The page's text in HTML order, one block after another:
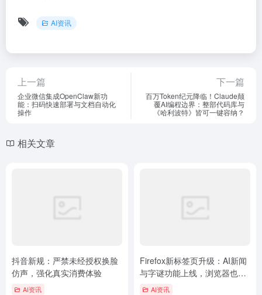
AI资讯
上一篇
企业微信集成OpenClaw新功
能：扫码快速部署与文档自动化
操作
下一篇
百万Token纪元降临！Claude颠
覆AI编程边界：整部代码库与
《哈利波特》皆可一键容纳？
相关文章
抖音新规：严禁未经授权换脸
仿声，强化真实消费体验
AI资讯
Firefox新标签页升级：AI新闻
与字谜功能上线，浏览器也能
玩出新花样
AI资讯